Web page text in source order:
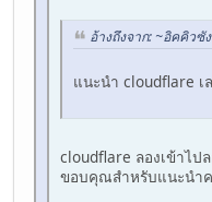
อ้างถึงจาก: ~อิคคิวซั
แนะนำ cloudflare เ
cloudflare ลองเข้าไป
ขอบคุณสำหรับแนะนำ